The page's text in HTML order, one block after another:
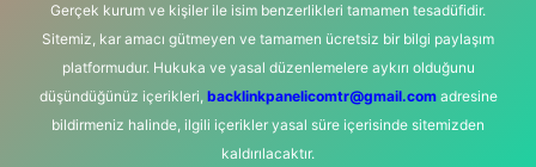
Gerçek kurum ve kişiler ile isim benzerlikleri tamamen tesadüfidir.
Sitemiz, kar amacı gütmeyen ve tamamen ücretsiz bir bilgi paylaşım
platformudur. Hukuka ve yasal düzenlemelere aykırı olduğunu
düşündüğünüz içerikleri, backlinkpanelicomtr@gmail.comadresine
bildirmeniz halinde, ilgili içerikler yasal süre içerisinde sitemizden
kaldırılacaktır.